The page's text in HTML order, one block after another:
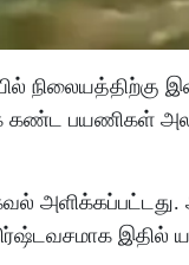
கண்ட பயணிகள்
இதில்